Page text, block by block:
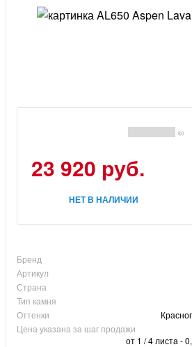
(0)
23 920 руб.
НЕТ В НАЛИЧИИ
Бренд
Артикул
Страна
Тип камня
Оттенки
Цена указана за шаг продажи
от 1 / 4 листа -